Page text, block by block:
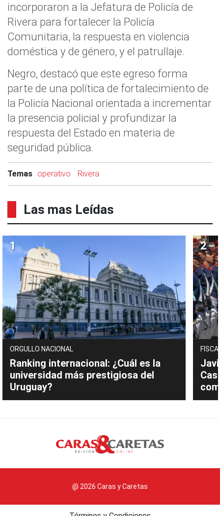
incorporaron a la Jefatura de Policía de
Rivera para fortalecer la Policía
Comunitaria, la respuesta en violencia
doméstica y de género, y el patrullaje.
Negro, destacó que este egreso forma
parte de una política de fortalecimiento de
la Policía Nacional orientada a incrementar
la presencia policial y profundizar la
respuesta del Estado en materia de
seguridad pública.
Temas operativo Rivera
Las mas Leídas
ORGULLO NACIONAL
Ranking internacional: ¿Cuál es la
universidad más prestigiosa del
Uruguay?
@ 2026 Caras y Caretas